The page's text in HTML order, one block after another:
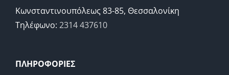
Κωνσταντινουπόλεως 83-85, Θεσσαλονίκη
Τηλέφωνο: 2314 437610
ΠΛΗΡΟΦΟΡΙΕΣ